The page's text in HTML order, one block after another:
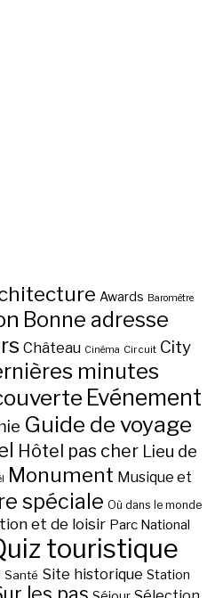
Awards Baromètre
Bonne adresse
Château Cinéma Circuit City
minutes
Evénement
Guide de voyage
Hôtel pas cher Lieu de
Monument Musique et
spéciale Où dans le monde
et de loisir Parc National
touristique
Santé Site historique Station